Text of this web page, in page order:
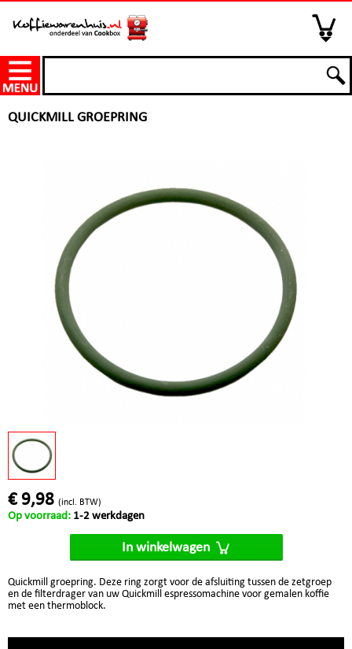
QUICKMILL GROEPRING
€ 9,98 (incl. BTW)
Op voorraad: 1-2 werkdagen
In winkelwagen
Quickmill groepring. Deze ring zorgt voor de afsluiting tussen de zetgroep
en de filterdrager van uw Quickmill espressomachine voor gemalen koffie
met een thermoblock.